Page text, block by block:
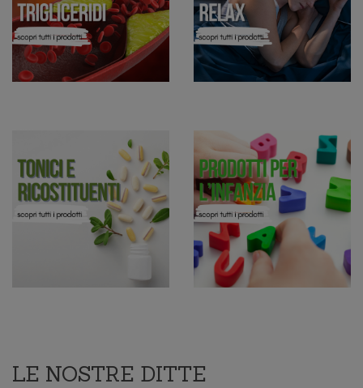
LE NOSTRE DITTE